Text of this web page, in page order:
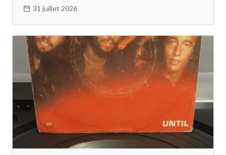
31 juillet 2026